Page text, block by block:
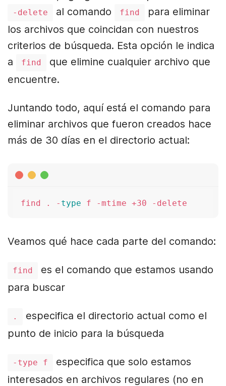
-delete al comando find
para eliminar
los archivos que coincidan con nuestros
criterios de búsqueda. Esta opción le indica
a
find
que elimine cualquier archivo que
encuentre.
Juntando todo, aquí está el comando para
eliminar archivos que fueron creados hace
más de 30 días en el directorio actual:
find . - type
Veamos qué hace cada parte del comando:
find
es el comando que estamos usando
para buscar
.
especifica el directorio actual como el
punto de inicio para la búsqueda
-type f
especifica que solo estamos
interesados en archivos regulares (no en